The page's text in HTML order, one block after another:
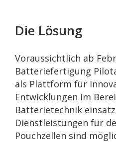
Die Lösung
Voraussichtlich ab
Batteriefertigung
als Plattform für
Entwicklungen im
Batterietechnik
Dienstleistungen für
Pouchzellen sind